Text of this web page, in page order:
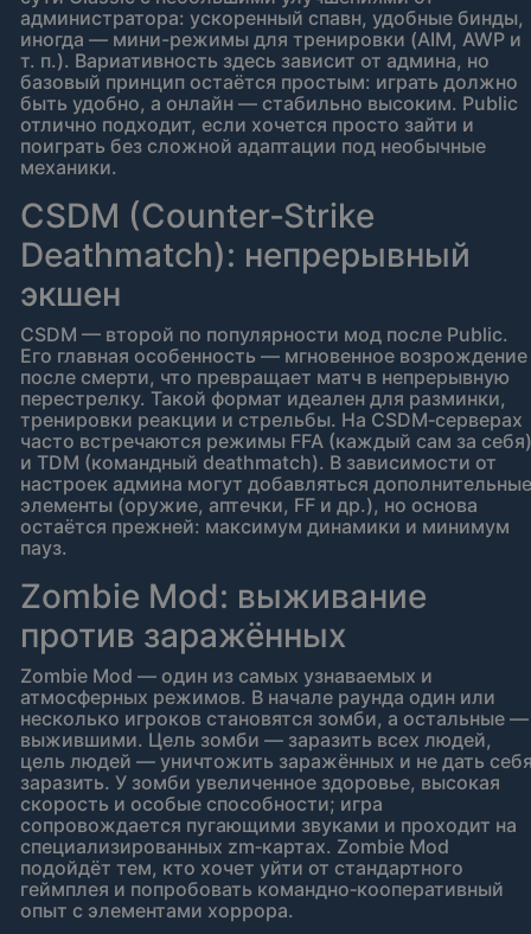
администратора: ускоренный спавн, удобные бинды,
иногда — мини-режимы для тренировки (AIM, AWP и
т. п.). Вариативность здесь зависит от админа, но
базовый принцип остаётся простым: играть должно
быть удобно, а онлайн — стабильно высоким. Public
отлично подходит, если хочется просто зайти и
поиграть без сложной адаптации под необычные
механики.
CSDM (Counter‑Strike
Deathmatch): непрерывный
экшен
CSDM — второй по популярности мод после Public.
Его главная особенность — мгновенное возрождение
после смерти, что превращает матч в непрерывную
перестрелку. Такой формат идеален для разминки,
тренировки реакции и стрельбы. На CSDM‑серверах
часто встречаются режимы FFA (каждый сам за себя)
и TDM (командный deathmatch). В зависимости от
настроек админа могут добавляться дополнительные
элементы (оружие, аптечки, FF и др.), но основа
остаётся прежней: максимум динамики и минимум
пауз.
Zombie Mod: выживание
против заражённых
Zombie Mod — один из самых узнаваемых и
атмосферных режимов. В начале раунда один или
несколько игроков становятся зомби, а остальные —
выжившими. Цель зомби — заразить всех людей,
цель людей — уничтожить заражённых и не дать
заразить. У зомби увеличенное здоровье, высокая
скорость и особые способности; игра
сопровождается пугающими звуками и проходит на
специализированных zm‑картах. Zombie Mod
подойдёт тем, кто хочет уйти от стандартного
геймплея и попробовать командно‑кооперативный
опыт с элементами хоррора.